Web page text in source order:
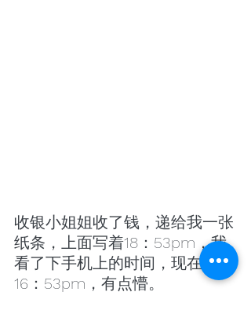
收银小姐姐收了钱，递给我一张
纸条，上面写着18：53pm，我
看了下手机上的时间，现在是
16：53pm，有点懵。